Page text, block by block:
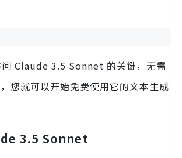
问 Claude 3.5 Sonnet 的关键，无需
您就可以开始免费使用它的文本生成
3.5 Sonnet